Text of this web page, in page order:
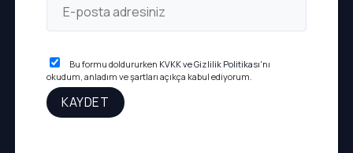
Bu formu doldururken KVKK ve Gizlilik Politikası'nı
okudum, anladım ve şartları açıkça kabul ediyorum.